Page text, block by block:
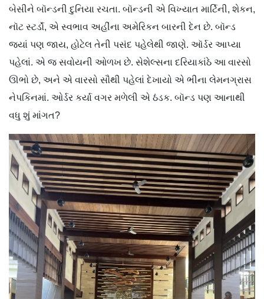
બેસીને બૉન્ડની દુનિયા રચતા. બૉન્ડની એ વિખ્યાત માર્ટિની, શેકન,
નૉટ સ્ટર્ડૉ, એ સ્વભાવ અહીંના અમેરિકન બારની દેન છે. બૉન્ડ
જ્યાં પણ જાય, હોટેલ તેની પસંદ પહેલેથી જાણે. ઑર્ડર આપ્યા
પહેલાં. એ જ સવોયની ઓળખ છે. સેશેલ્સના દરિયાકાંઠે આ વારસો
ઊભો છે, અને એ વારસો સૌથી પહેલાં દેખાયો એ ભીના લેમનગ્રાસ
નેપકિનમાં. ઓર્ડર કર્યા વગર મળેલી એ ઠંડક. બૉન્ડ પણ આનાથી
વધુ શું માંગત?